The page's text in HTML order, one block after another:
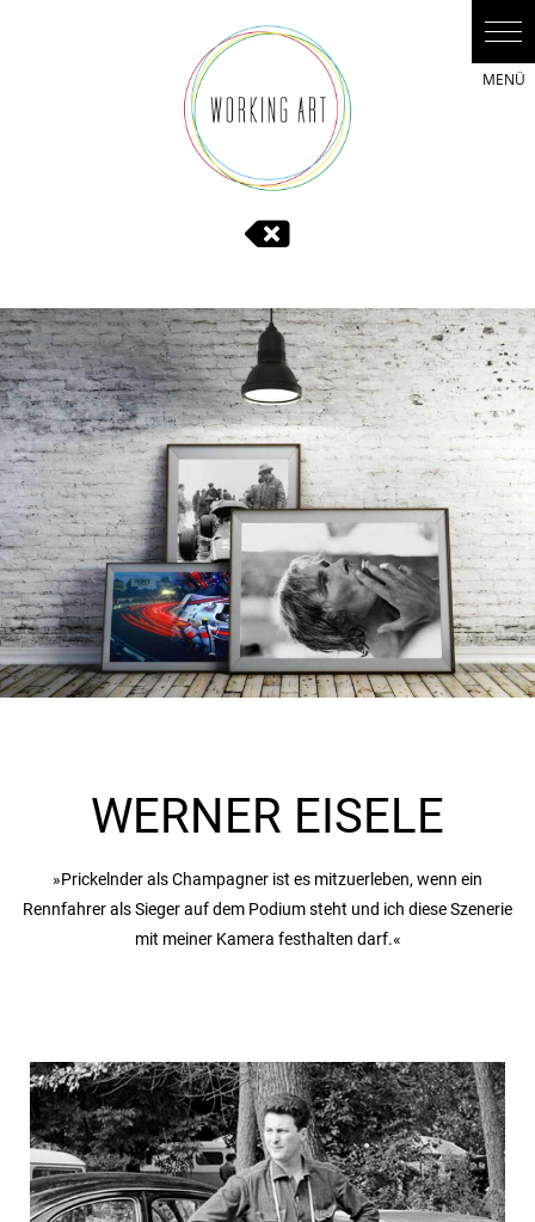
WERNER EISELE
»Prickelnder als Champagner ist es mitzuerleben, wenn ein
Rennfahrer als Sieger auf dem Podium steht und ich diese Szenerie
mit meiner Kamera festhalten darf.«